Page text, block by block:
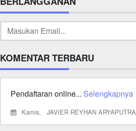
KOMENTAR TERBARU
Pendaftaran online... Selengkapnya
Kamis, JAVIER REYHAN ARYAPUTRA